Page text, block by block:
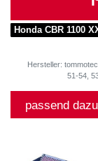
Honda CBR 1100
Hersteller:
51-54,
passend dazu